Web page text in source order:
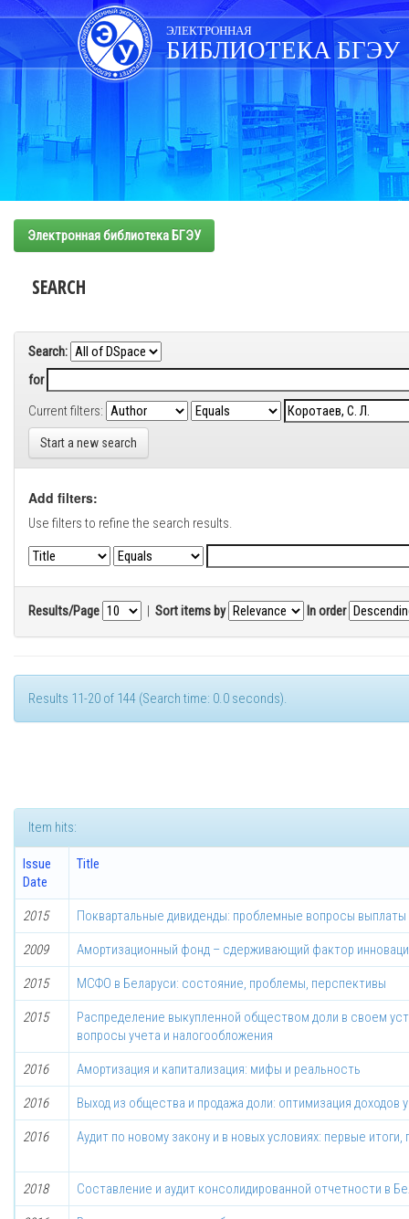
Skip
navigation
ЭЛЕКТРОННАЯ
БИБЛИОТЕКА БГЭУ
Электронная библиотека БГЭУ
SEARCH
Search:
for
Current filters:
Start a new search
Add filters:
Use filters to refine the search results.
Results/Page | Sort items by In order
Results 11-20 of 144 (Search time: 0.0 seconds).
Item hits:
Issue
Date
Title
2015 Поквартальные дивиденды: проблемные вопросы
2009 Амортизационный фонд – сдерживающий фактор
2015 МСФО в Беларуси: состояние, проблемы, перспективы
2015
Распределение выкупленной обществом доли в своем
вопросы учета и налогообложения
2016 Амортизация и капитализация: мифы и реальность
2016 Выход из общества и продажа доли: оптимизация доходов
2016 Аудит по новому закону и в новых условиях: первые
2018 Составление и аудит консолидированной отчетности в